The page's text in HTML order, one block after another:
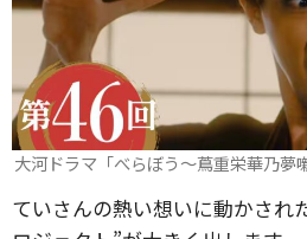
大河ドラマ「べらぼう～蔦重栄華乃
ていさんの熱い想いに動かされ